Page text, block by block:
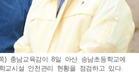
) 충남교육감이 8일 아산 송남초등학교에
교시설 안전관리 현황을 점검하고 있다.